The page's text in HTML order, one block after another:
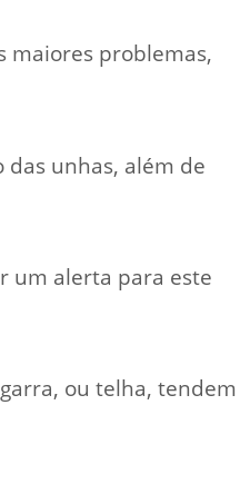
maiores problemas,
unhas, além de
um alerta para este
ou telha, tendem